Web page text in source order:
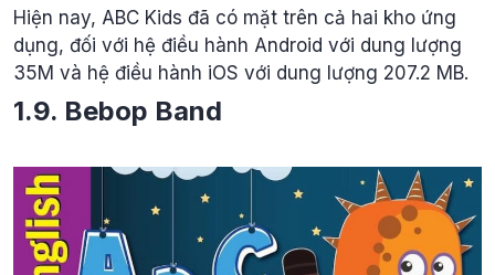
Hiện nay, ABC Kids đã có mặt trên cả hai kho ứng
dụng, đối với hệ điều hành Android với dung lượng
35M và hệ điều hành iOS với dung lượng 207.2 MB.
1.9. Bebop Band